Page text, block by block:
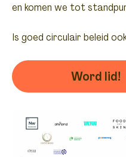
en komen we tot
Is goed circulair beleid
Word lid!